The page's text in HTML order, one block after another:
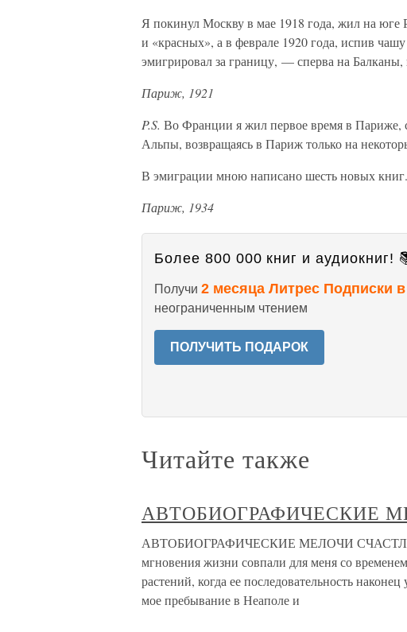
Я покинул Москву в мае 1918 года, жил на юге
и «красных», а в феврале 1920 года, испив
эмигрировал за границу, — сперва на
Париж, 1921
P.S. Во Франции я жил первое время в Париже,
Альпы, возвращаясь в Париж только на
В эмиграции мною написано шесть новых книг.
Париж, 1934
Более 800 000 книг и аудиокниг!
Получи 2 месяца Литрес Подписки
неограниченным чтением
ПОЛУЧИТЬ ПОДАРОК
Читайте также
АВТОБИОГРАФИЧЕСКИЕ
АВТОБИОГРАФИЧЕСКИЕ МЕЛОЧИ
мгновения жизни совпали для меня со
растений, когда ее последовательность
мое пребывание в Неаполе и